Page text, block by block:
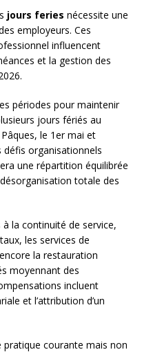
jours feries nécessite une
employeurs. Ces
influencent
et la gestion des
périodes pour maintenir
jours fériés au
le 1er mai et
défis organisationnels
une répartition équilibrée
totale des
à la continuité de service,
les services de
la restauration
moyennant des
incluent
et l’attribution d’un
pratique courante mais non